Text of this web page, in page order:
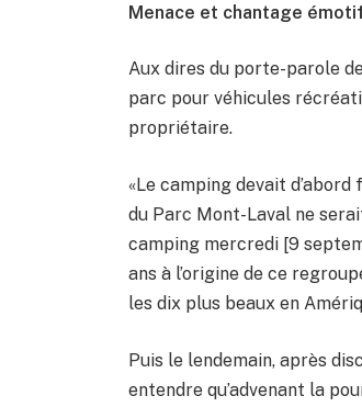
Menace et chantage émotif
Aux dires du porte-parole
parc pour véhicules
propriétaire.
«Le camping devait
du Parc Mont-Laval ne
camping mercredi [9
ans à l’origine de ce
les dix plus beaux en
Puis le lendemain, après
entendre qu’advenant la